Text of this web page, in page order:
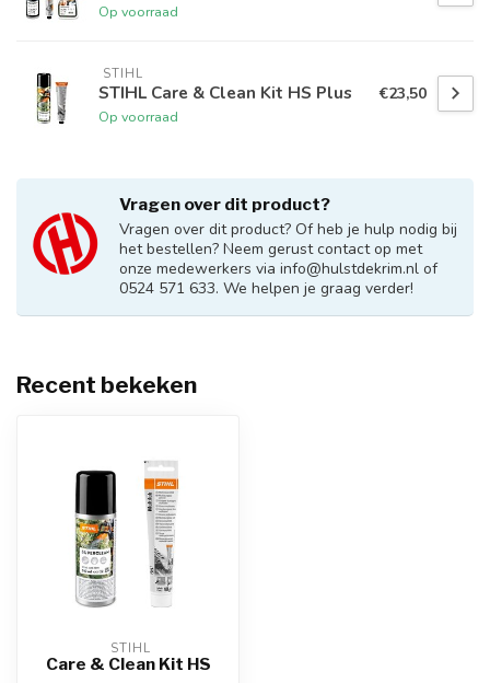
Op voorraad
STIHL
STIHL Care & Clean Kit HS Plus
Op voorraad
€23,50
Vragen over dit product?
Vragen over dit product? Of heb je hulp nodig bij
het bestellen? Neem gerust contact op met
onze medewerkers via info@hulstdekrim.nl of
0524 571 633. We helpen je graag verder!
Recent bekeken
STIHL
Care & Clean Kit HS